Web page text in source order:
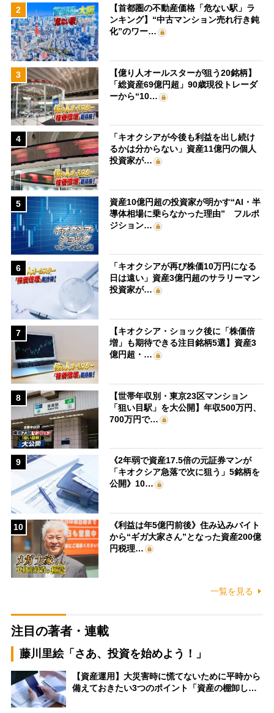
2
【首都圏の不動産価格「危ない駅」ラ
ンキング】“中古マンション売れ行き鈍
化”のワー…
3
【億り人オールスターが狙う20銘柄】
「総資産69億円超」90歳現役トレーダ
ーから“10…
4
「キオクシアが今後も利益を出し続け
るかは分からない」資産11億円の個人
投資家が…
5
資産10億円超の投資家が明かす“AI・半
導体相場に乗らなかった理由” フルポ
ジション…
6
「キオクシアが再び株価10万円になる
日は遠い」資産3億円超のサラリーマン
投資家が…
7
【キオクシア・ショック後に「株価倍
増」も期待できる注目銘柄5選】資産3
億円超・…
8
【世帯年収別・東京23区マンション
「狙い目駅」を大公開】年収500万円、
700万円で…
9
《2年弱で資産17.5倍の元証券マンが
「キオクシア急落で次に狙う」5銘柄を
公開》10…
10
《利益は年5億円前後》住み込みバイト
から“ギガ大家さん”となった資産200億
円税理…
一覧を見る
注目の著者・連載
藤川里絵「さあ、投資を始めよう！」
【資産運用】大災害時に慌てないために平時から
備えておきたい3つのポイント「資産の棚卸し…